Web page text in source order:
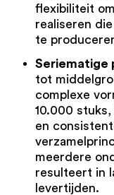
flexibiliteit
realiseren
te
Seriematige
tot
complexe
10.000
en
meerdere
resulteert in
levertijden.